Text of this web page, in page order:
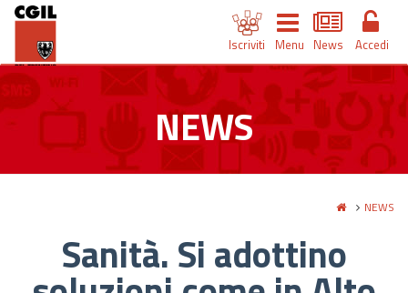
Iscriviti Menu News Accedi
NEWS
NEWS
Sanità. Si adottino